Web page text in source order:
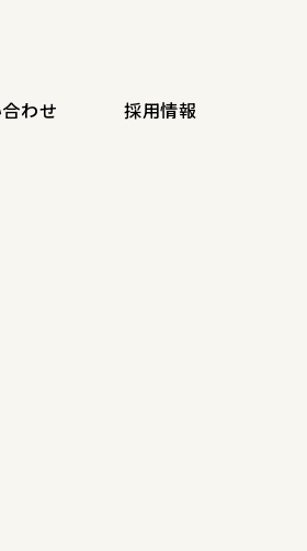
わせ 採用情報